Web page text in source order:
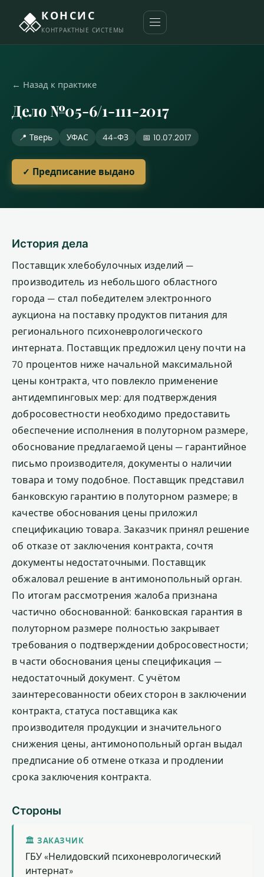
КОНСИС
КОНТРАКТНЫЕ СИСТЕМЫ
← Назад к практике
Дело №05-6/1-111-2017
📍 Тверь УФАС 44-ФЗ 📅 10.07.2017
✓ Предписание выдано
История дела
Поставщик хлебобулочных изделий —
производитель из небольшого областного
города — стал победителем электронного
аукциона на поставку продуктов питания для
регионального психоневрологического
интерната. Поставщик предложил цену почти на
70 процентов ниже начальной максимальной
цены контракта, что повлекло применение
антидемпинговых мер: для подтверждения
добросовестности необходимо предоставить
обеспечение исполнения в полуторном размере,
обоснование предлагаемой цены — гарантийное
письмо производителя, документы о наличии
товара и тому подобное. Поставщик представил
банковскую гарантию в полуторном размере; в
качестве обоснования цены приложил
спецификацию товара. Заказчик принял решение
об отказе от заключения контракта, сочтя
документы недостаточными. Поставщик
обжаловал решение в антимонопольный орган.
По итогам рассмотрения жалоба признана
частично обоснованной: банковская гарантия в
полуторном размере полностью закрывает
требования о подтверждении добросовестности;
в части обоснования цены спецификация —
недостаточный документ. С учётом
заинтересованности обеих сторон в заключении
контракта, статуса поставщика как
производителя продукции и значительного
снижения цены, антимонопольный орган выдал
предписание об отмене отказа и продлении
срока заключения контракта.
Стороны
🏛 ЗАКАЗЧИК
ГБУ «Нелидовский психоневрологический
интернат»